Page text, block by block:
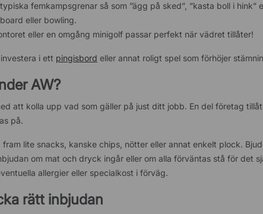
femkampsgrenar så som ”ägg på sked”, ”kasta boll i hink”
eller bowling.
eller en omgång minigolf passar perfekt när vädret tillåter!
i ett pingisbord eller annat roligt spel som förhöjer
AW?
att kolla upp vad som gäller på just ditt jobb. En del företag
på.
lite snacks, kanske chips, nötter eller annat enkelt plock.
om mat och dryck ingår eller om alla förväntas stå för det
allergier eller specialkost i förväg.
rätt inbjudan